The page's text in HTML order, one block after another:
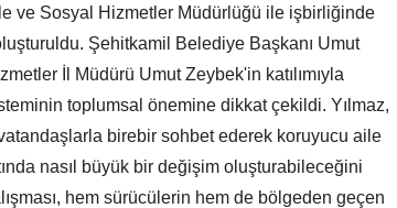
ve Sosyal Hizmetler Müdürlüğü ile işbirliğinde
Şehitkamil Belediye Başkanı Umut
İl Müdürü Umut Zeybek'in katılımıyla
toplumsal önemine dikkat çekildi. Yılmaz,
birebir sohbet ederek koruyucu aile
nasıl büyük bir değişim oluşturabileceğini
hem sürücülerin hem de bölgeden geçen